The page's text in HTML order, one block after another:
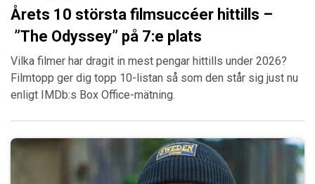
Årets 10 största filmsuccéer hittills –
”The Odyssey” på 7:e plats
Vilka filmer har dragit in mest pengar hittills under 2026?
Filmtopp ger dig topp 10-listan så som den står sig just nu
enligt IMDb:s Box Office-mätning.